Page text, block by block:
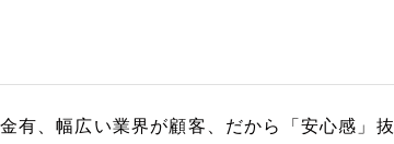
有、幅広い業界が顧客、だから「安心感」抜